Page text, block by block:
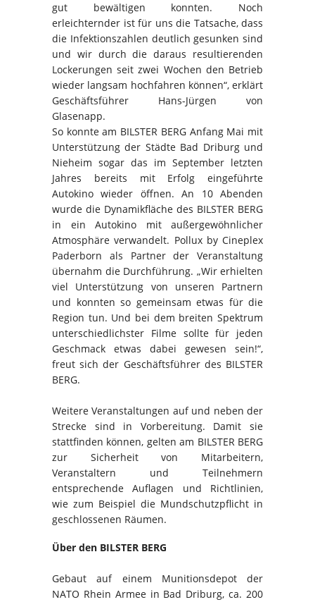
gut bewältigen konnten. Noch
erleichternder ist für uns die Tatsache, dass
die Infektionszahlen deutlich gesunken sind
und wir durch die daraus resultierenden
Lockerungen seit zwei Wochen den Betrieb
wieder langsam hochfahren können“, erklärt
Geschäftsführer Hans-Jürgen von
Glasenapp.
So konnte am BILSTER BERG Anfang Mai mit
Unterstützung der Städte Bad Driburg und
Nieheim sogar das im September letzten
Jahres bereits mit Erfolg eingeführte
Autokino wieder öffnen. An 10 Abenden
wurde die Dynamikfläche des BILSTER BERG
in ein Autokino mit außergewöhnlicher
Atmosphäre verwandelt. Pollux by Cineplex
Paderborn als Partner der Veranstaltung
übernahm die Durchführung. „Wir erhielten
viel Unterstützung von unseren Partnern
und konnten so gemeinsam etwas für die
Region tun. Und bei dem breiten Spektrum
unterschiedlichster Filme sollte für jeden
Geschmack etwas dabei gewesen sein!“,
freut sich der Geschäftsführer des BILSTER
BERG.
Weitere Veranstaltungen auf und neben der
Strecke sind in Vorbereitung. Damit sie
stattfinden können, gelten am BILSTER BERG
zur Sicherheit von Mitarbeitern,
Veranstaltern und Teilnehmern
entsprechende Auflagen und Richtlinien,
wie zum Beispiel die Mundschutzpflicht in
geschlossenen Räumen.
Über den BILSTER BERG
Gebaut auf einem Munitionsdepot der
NATO Rhein Armee in Bad Driburg, ca. 200